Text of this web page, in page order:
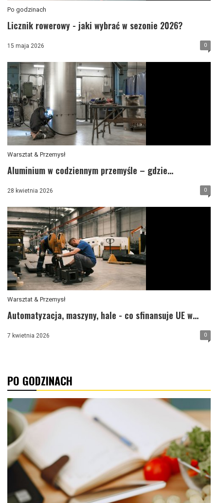
Po godzinach
Licznik rowerowy - jaki wybrać w sezonie 2026?
15 maja 2026 0
Warsztat & Przemysł
Aluminium w codziennym przemyśle – gdzie...
28 kwietnia 2026 0
Warsztat & Przemysł
Automatyzacja, maszyny, hale - co sfinansuje UE w...
7 kwietnia 2026 0
PO GODZINACH